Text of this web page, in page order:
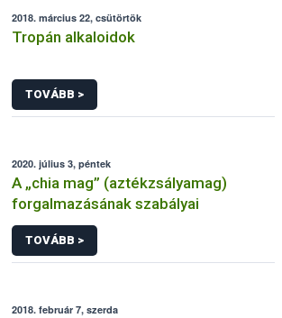
2018. március 22, csütörtök
Tropán alkaloidok
TOVÁBB >
2020. július 3, péntek
A „chia mag” (aztékzsályamag)
forgalmazásának szabályai
TOVÁBB >
2018. február 7, szerda